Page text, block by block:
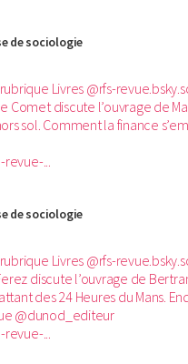
de sociologie
Livres @rfs-
Comet discute l’ouvrage de
sol. Comment la finance
revue-...
de sociologie
Livres @rfs-
discute l’ouvrage de
des 24 Heures du Mans.
@dunod_editeur
revue-...